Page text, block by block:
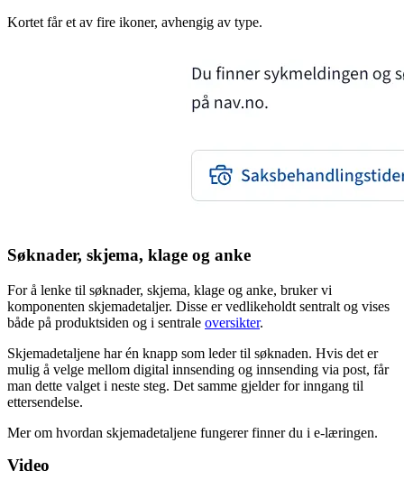
Kortet får et av fire ikoner, avhengig av type.
Søknader, skjema, klage og anke
For å lenke til søknader, skjema, klage og anke, bruker vi
komponenten skjemadetaljer. Disse er vedlikeholdt sentralt og vises
både på produktsiden og i sentrale oversikter.
Skjemadetaljene har én knapp som leder til søknaden. Hvis det er
mulig å velge mellom digital innsending og innsending via post, får
man dette valget i neste steg. Det samme gjelder for inngang til
ettersendelse.
Mer om hvordan skjemadetaljene fungerer finner du i e-læringen.
Video